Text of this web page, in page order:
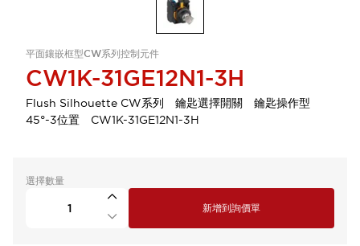
平面鑲嵌框型CW系列控制元件
CW1K-31GE12N1-3H
Flush Silhouette CW系列 鑰匙選擇開關 鑰匙操作型
45°-3位置 CW1K-31GE12N1-3H
選擇數量
新增到詢價單